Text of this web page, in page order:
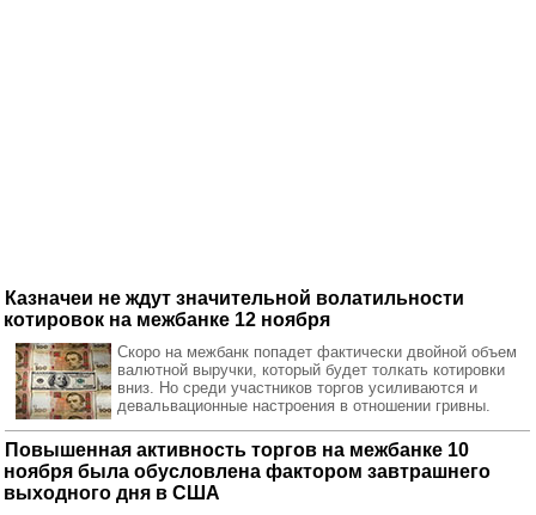
Казначеи не ждут значительной волатильности
котировок на межбанке 12 ноября
Скоро на межбанк попадет фактически двойной объем
валютной выручки, который будет толкать котировки
вниз. Но среди участников торгов усиливаются и
девальвационные настроения в отношении гривны.
Повышенная активность торгов на межбанке 10
ноября была обусловлена фактором завтрашнего
выходного дня в США